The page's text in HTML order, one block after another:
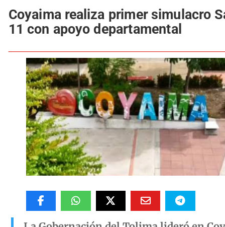
Coyaima realiza primer simulacro
11 con apoyo departamental
La Gobernación del Tolima lideró en